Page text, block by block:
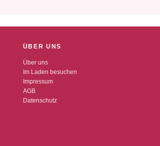
ÜBER UNS
Über uns
Im Laden besuchen
Impressum
AGB
Datenschutz